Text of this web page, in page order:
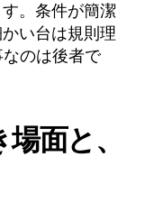
。条件が簡潔
い台は規則理
なのは後者で
面と、